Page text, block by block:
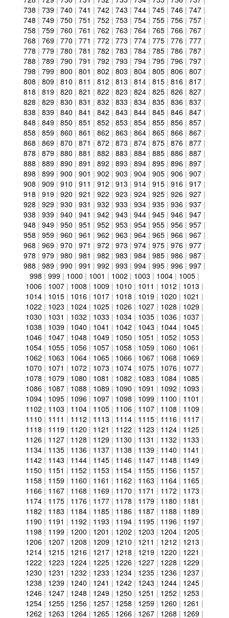
738 | 739 | 740 | 741 | 742 | 743 | 744 | 745 | 746 | 747 |
748 | 749 | 750 | 751 | 752 | 753 | 754 | 755 | 756 | 757 |
758 | 759 | 760 | 761 | 762 | 763 | 764 | 765 | 766 | 767 |
768 | 769 | 770 | 771 | 772 | 773 | 774 | 775 | 776 | 777 |
778 | 779 | 780 | 781 | 782 | 783 | 784 | 785 | 786 | 787 |
788 | 789 | 790 | 791 | 792 | 793 | 794 | 795 | 796 | 797 |
798 | 799 | 800 | 801 | 802 | 803 | 804 | 805 | 806 | 807 |
808 | 809 | 810 | 811 | 812 | 813 | 814 | 815 | 816 | 817 |
818 | 819 | 820 | 821 | 822 | 823 | 824 | 825 | 826 | 827 |
828 | 829 | 830 | 831 | 832 | 833 | 834 | 835 | 836 | 837 |
838 | 839 | 840 | 841 | 842 | 843 | 844 | 845 | 846 | 847 |
848 | 849 | 850 | 851 | 852 | 853 | 854 | 855 | 856 | 857 |
858 | 859 | 860 | 861 | 862 | 863 | 864 | 865 | 866 | 867 |
868 | 869 | 870 | 871 | 872 | 873 | 874 | 875 | 876 | 877 |
878 | 879 | 880 | 881 | 882 | 883 | 884 | 885 | 886 | 887 |
888 | 889 | 890 | 891 | 892 | 893 | 894 | 895 | 896 | 897 |
898 | 899 | 900 | 901 | 902 | 903 | 904 | 905 | 906 | 907 |
908 | 909 | 910 | 911 | 912 | 913 | 914 | 915 | 916 | 917 |
918 | 919 | 920 | 921 | 922 | 923 | 924 | 925 | 926 | 927 |
928 | 929 | 930 | 931 | 932 | 933 | 934 | 935 | 936 | 937 |
938 | 939 | 940 | 941 | 942 | 943 | 944 | 945 | 946 | 947 |
948 | 949 | 950 | 951 | 952 | 953 | 954 | 955 | 956 | 957 |
958 | 959 | 960 | 961 | 962 | 963 | 964 | 965 | 966 | 967 |
968 | 969 | 970 | 971 | 972 | 973 | 974 | 975 | 976 | 977 |
978 | 979 | 980 | 981 | 982 | 983 | 984 | 985 | 986 | 987 |
988 | 989 | 990 | 991 | 992 | 993 | 994 | 995 | 996 | 997 |
998 | 999 | 1000 | 1001 | 1002 | 1003 | 1004 | 1005 |
1006 | 1007 | 1008 | 1009 | 1010 | 1011 | 1012 | 1013 |
1014 | 1015 | 1016 | 1017 | 1018 | 1019 | 1020 | 1021 |
1022 | 1023 | 1024 | 1025 | 1026 | 1027 | 1028 | 1029 |
1030 | 1031 | 1032 | 1033 | 1034 | 1035 | 1036 | 1037 |
1038 | 1039 | 1040 | 1041 | 1042 | 1043 | 1044 | 1045 |
1046 | 1047 | 1048 | 1049 | 1050 | 1051 | 1052 | 1053 |
1054 | 1055 | 1056 | 1057 | 1058 | 1059 | 1060 | 1061 |
1062 | 1063 | 1064 | 1065 | 1066 | 1067 | 1068 | 1069 |
1070 | 1071 | 1072 | 1073 | 1074 | 1075 | 1076 | 1077 |
1078 | 1079 | 1080 | 1081 | 1082 | 1083 | 1084 | 1085 |
1086 | 1087 | 1088 | 1089 | 1090 | 1091 | 1092 | 1093 |
1094 | 1095 | 1096 | 1097 | 1098 | 1099 | 1100 | 1101 |
1102 | 1103 | 1104 | 1105 | 1106 | 1107 | 1108 | 1109 |
1110 | 1111 | 1112 | 1113 | 1114 | 1115 | 1116 | 1117 |
1118 | 1119 | 1120 | 1121 | 1122 | 1123 | 1124 | 1125 |
1126 | 1127 | 1128 | 1129 | 1130 | 1131 | 1132 | 1133 |
1134 | 1135 | 1136 | 1137 | 1138 | 1139 | 1140 | 1141 |
1142 | 1143 | 1144 | 1145 | 1146 | 1147 | 1148 | 1149 |
1150 | 1151 | 1152 | 1153 | 1154 | 1155 | 1156 | 1157 |
1158 | 1159 | 1160 | 1161 | 1162 | 1163 | 1164 | 1165 |
1166 | 1167 | 1168 | 1169 | 1170 | 1171 | 1172 | 1173 |
1174 | 1175 | 1176 | 1177 | 1178 | 1179 | 1180 | 1181 |
1182 | 1183 | 1184 | 1185 | 1186 | 1187 | 1188 | 1189 |
1190 | 1191 | 1192 | 1193 | 1194 | 1195 | 1196 | 1197 |
1198 | 1199 | 1200 | 1201 | 1202 | 1203 | 1204 | 1205 |
1206 | 1207 | 1208 | 1209 | 1210 | 1211 | 1212 | 1213 |
1214 | 1215 | 1216 | 1217 | 1218 | 1219 | 1220 | 1221 |
1222 | 1223 | 1224 | 1225 | 1226 | 1227 | 1228 | 1229 |
1230 | 1231 | 1232 | 1233 | 1234 | 1235 | 1236 | 1237 |
1238 | 1239 | 1240 | 1241 | 1242 | 1243 | 1244 | 1245 |
1246 | 1247 | 1248 | 1249 | 1250 | 1251 | 1252 | 1253 |
1254 | 1255 | 1256 | 1257 | 1258 | 1259 | 1260 | 1261 |
1262 | 1263 | 1264 | 1265 | 1266 | 1267 | 1268 | 1269 |